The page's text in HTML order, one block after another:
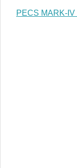
PECS MARK-